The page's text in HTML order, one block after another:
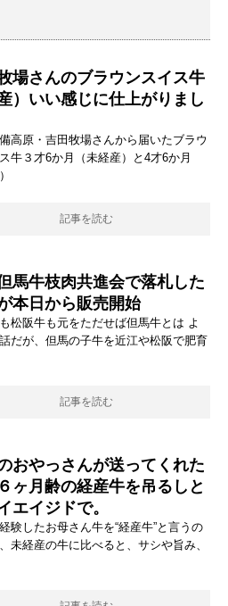
場さんのブラウンスイス牛
産）いい感じに仕上がりまし
高原・吉田牧場さんから届いたブラウ
牛３才6か月（未経産）と4才6か月
記事を読む
馬牛枝肉共進会で落札した
本日から販売開始
松阪牛も元をただせば但馬牛とは よ
だが、但馬の子牛を近江や松阪で肥育
記事を読む
おやっさんが送ってくれた
ヶ月齢の経産牛を吊るしと
エイジドで。
験したお母さん牛を“経産牛”と言うの
未経産の牛に比べると、サシや旨み、